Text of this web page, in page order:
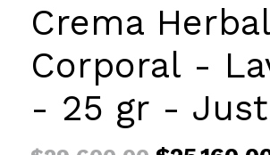
Crema Herbal
Corporal -
- 25 gr - Just